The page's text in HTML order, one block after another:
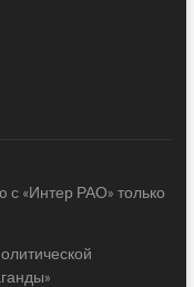
с «Интер РАО» только